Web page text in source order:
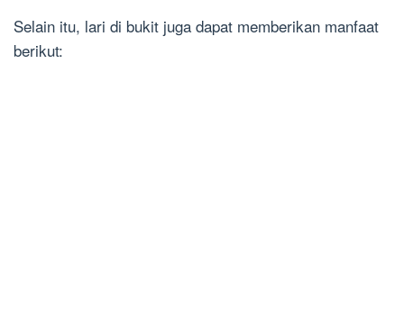
Selain itu, lari di bukit juga dapat memberikan manfaat
berikut: